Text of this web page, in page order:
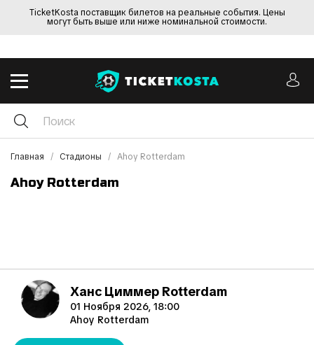
TicketKosta поставщик билетов на реальные события. Цены
могут быть выше или ниже номинальной стоимости.
Главная Стадионы Ahoy Rotterdam
Ahoy Rotterdam
Ханс Циммер Rotterdam
01 Ноября 2026, 18:00
Ahoy Rotterdam